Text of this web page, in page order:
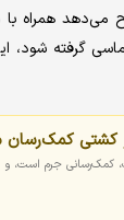
می‌دهد همراه
گرفته شود،
کشتی
کمک‌رسانی جرم است،